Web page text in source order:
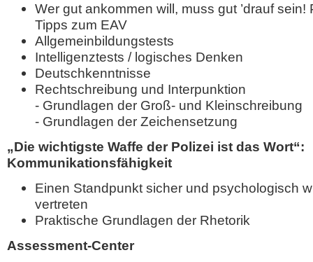
Wer gut ankommen will, muss gut ’drauf
Tipps zum EAV
Allgemeinbildungstests
Intelligenztests / logisches Denken
Deutschkenntnisse
Rechtschreibung und Interpunktion
- Grundlagen der Groß- und Kleinschreibung
- Grundlagen der Zeichensetzung
„Die wichtigste Waffe der Polizei ist das Wort“:
Kommunikationsfähigkeit
Einen Standpunkt sicher und psychologisch
vertreten
Praktische Grundlagen der Rhetorik
Assessment-Center